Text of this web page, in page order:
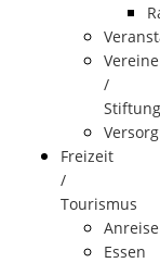
Vereine
/
Freizeit
/
Tourismus
Anreise
Essen